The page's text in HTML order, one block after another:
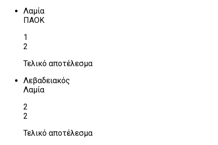
Λαμία
ΠΑΟΚ
1
2
Τελικό αποτέλεσμα
Λεβαδειακός
Λαμία
2
2
Τελικό αποτέλεσμα